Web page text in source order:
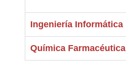
Ingeniería Informática
Química Farmacéutica